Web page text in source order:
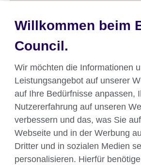
Mach mit beim
Über uns
Willkommen beim
Council.
Wir möchten die Informationen
Leistungsangebot auf unserer
auf Ihre Bedürfnisse anpassen,
Nutzererfahrung auf unseren
verbessern und das, was Sie
Webseite und in der Werbung
Dritter und in sozialen Medien
personalisieren. Hierfür